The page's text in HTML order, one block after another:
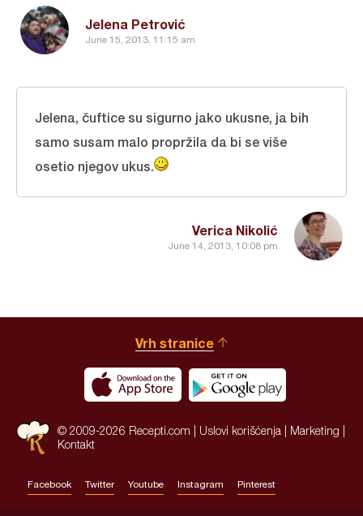
Jelena Petrović
June 15, 2013, 11:15 am
Verica Nikolić
June 14, 2013, 10:08 pm
Jelena, čuftice su sigurno jako ukusne, ja bih
samo susam malo propržila da bi se više
osetio njegov ukus.
Vrh stranice
© 2009-2026 Recepti.com | Uslovi korišćenja Marketing
Kontakt
Facebook Twitter Youtube Instagram Pinterest